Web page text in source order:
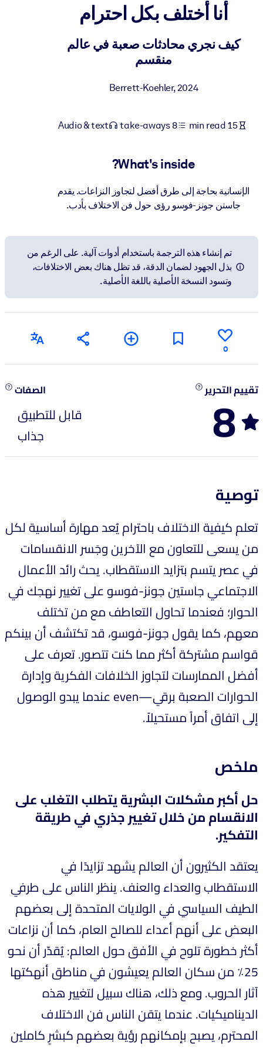
For LMS/LXP
Bring bite-sized, verified knowledge into your LMS/LXP for
For Corporate Libraries
knowledge.
Fuel your AI systems with reliable, structured knowledge to
أنا أختلف بكل احترام
كيف نجري محادثات صعبة في عالم
منقسم
Berrett-Koehler,2024
15 min read
8 take-aways
Audio & text
What's inside?
الإنسانية بحاجة إلى طرق أفضل لتجاوز النزاعات. يقدم
جاستن جونز-فوسو رؤى حول فن الاختلاف بأدب.
تم إنشاء هذه الترجمة باستخدام أدوات آلية. على الرغم من
بذل الجهود لضمان الدقة، قد تظل هناك بعض الاختلافات،
وتسود النسخة الأصلية باللغة الأصلية.
0
تقييم التحرير
8 الصفات
قابل للتطبيق
جذاب
توصية
تعلم كيفية الاختلاف باحترام يُعد مهارة أساسية لكل
من يسعى للتعاون مع الآخرين وجَسر الانقسامات
في عصر يتسم بتزايد الاستقطاب. يحث رائد الأعمال
الاجتماعي جاستين جونز-فوسو على تغيير نهجك في
الحوار؛ فعندما تحاول التعاطف مع من تختلف
معهم، كما يقول جونز-فوسو، قد تكتشف أن بينكم
قواسم مشتركة أكثر مما كنت تتصور. تعرف على
أفضل الممارسات لتجاوز الخلافات الفكرية وإدارة
الحوارات الصعبة برقي—even عندما يبدو الوصول
إلى اتفاق أمراً مستحيلاً.
ملخص
حل أكبر مشكلات البشرية يتطلب التغلب على
الانقسام من خلال تغيير جذري في طريقة
التفكير.
يعتقد الكثيرون أن العالم يشهد تزايدًا في
الاستقطاب والعداء والعنف. ينظر الناس على طرفي
الطيف السياسي في الولايات المتحدة إلى بعضهم
البعض على أنهم أعداء للصالح العام، كما أن نزاعات
أكثر خطورة تلوح في الأفق حول العالم: يُقدّر أن نحو
25٪ من سكان العالم يعيشون في مناطق أنهكتها
آثار الحروب. ومع ذلك، هناك سبيل لتغيير هذه
الديناميكيات. عندما يتقن الناس فن الاختلاف
المحترم، يصبح بإمكانهم رؤية بعضهم كبشرٍ كاملين